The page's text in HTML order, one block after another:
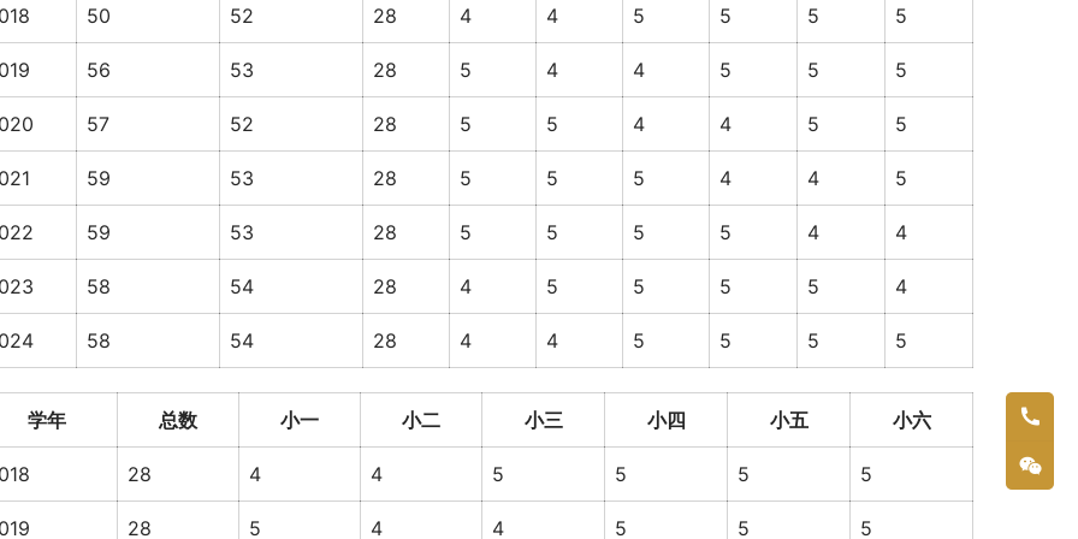
50 52 28 4 4 5 5 5 5
56 53 28 5 4 4 5 5 5
57 52 28 5 5 4 4 5 5
59 53 28 5 5 5 4 4 5
59 53 28 5 5 5 5 4 4
58 54 28 4 5 5 5 5 4
58 54 28 4 4 5 5 5 5
学年 总数 小一 小二 小三 小四 小五 小六
28 4 4 5 5 5 5
28 5 4 4 5 5 5